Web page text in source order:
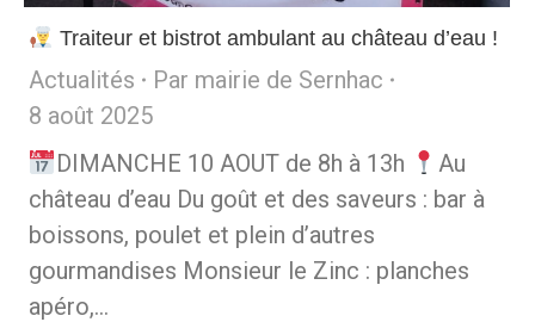
Traiteur et bistrot ambulant au château d’eau !
Actualités Par mairie de Sernhac
8 août 2025
DIMANCHE 10 AOUT de 8h à 13h
Au
château d’eau Du goût et des saveurs : bar à
boissons, poulet et plein d’autres
gourmandises Monsieur le Zinc : planches
apéro,…